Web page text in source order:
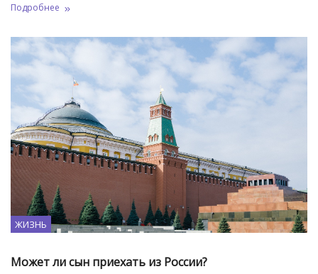
Подробнее
ЖИЗНЬ
Может ли сын приехать из России?